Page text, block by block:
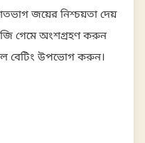
জয়ের নিশ্চয়তা দেয়
গেমে অংশগ্রহণ করুন
বেটিং উপভোগ করুন।